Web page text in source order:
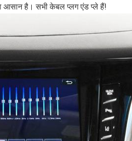
आसान है। सभी केबल प्लग एंड प्ले हैं!